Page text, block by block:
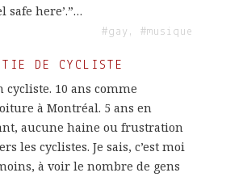
safe here’.”…
#gay, #musique
DE CYCLISTE
cycliste. 10 ans comme
à Montréal. 5 ans en
aucune haine ou frustration
les cyclistes. Je sais, c’est moi
à voir le nombre de gens